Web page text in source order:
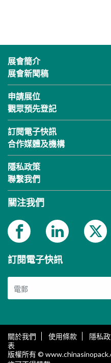
展會簡介
展會新聞稿
申請展位
觀眾預先登記
訂閱電子快訊
合作媒體及機構
隱私政策
聯繫我們
關注我們
訂閱電子快訊
關於我們 使用條款 隱私
表
版權所有 ©